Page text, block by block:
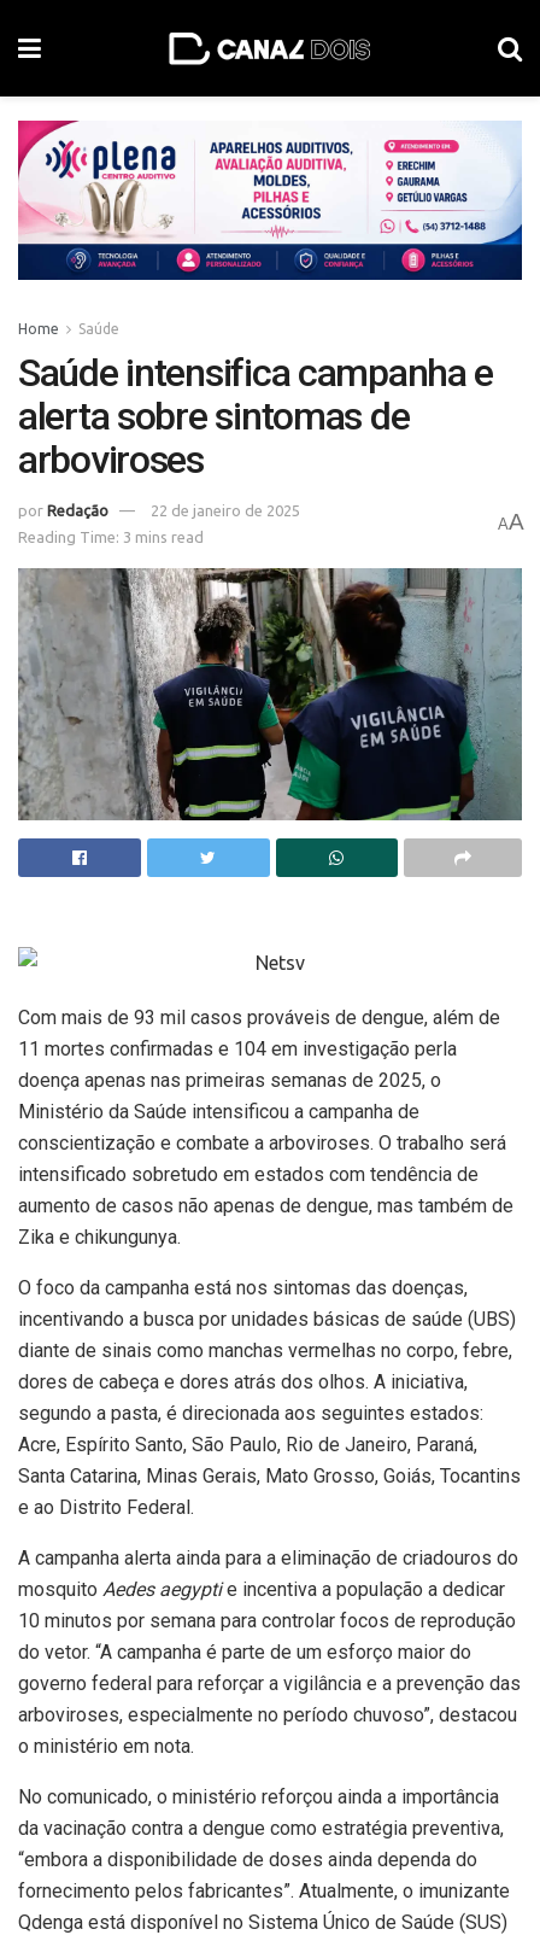
Home Saúde
Saúde intensifica campanha e
alerta sobre sintomas de
arboviroses
por Redação
22 de janeiro de 2025
Reading Time: 3 mins read
AA
Com mais de 93 mil casos prováveis de dengue, além de
11 mortes confirmadas e 104 em investigação perla
doença apenas nas primeiras semanas de 2025, o
Ministério da Saúde intensificou a campanha de
conscientização e combate a arboviroses. O trabalho será
intensificado sobretudo em estados com tendência de
aumento de casos não apenas de dengue, mas também de
Zika e chikungunya.
O foco da campanha está nos sintomas das doenças,
incentivando a busca por unidades básicas de saúde (UBS)
diante de sinais como manchas vermelhas no corpo, febre,
dores de cabeça e dores atrás dos olhos. A iniciativa,
segundo a pasta, é direcionada aos seguintes estados:
Acre, Espírito Santo, São Paulo, Rio de Janeiro, Paraná,
Santa Catarina, Minas Gerais, Mato Grosso, Goiás, Tocantins
e ao Distrito Federal.
A campanha alerta ainda para a eliminação de criadouros do
mosquito Aedes aegyptie incentiva a população a dedicar
10 minutos por semana para controlar focos de reprodução
do vetor. “A campanha é parte de um esforço maior do
governo federal para reforçar a vigilância e a prevenção das
arboviroses, especialmente no período chuvoso”, destacou
o ministério em nota.
No comunicado, o ministério reforçou ainda a importância
da vacinação contra a dengue como estratégia preventiva,
“embora a disponibilidade de doses ainda dependa do
fornecimento pelos fabricantes”. Atualmente, o imunizante
Qdenga está disponível no Sistema Único de Saúde (SUS)